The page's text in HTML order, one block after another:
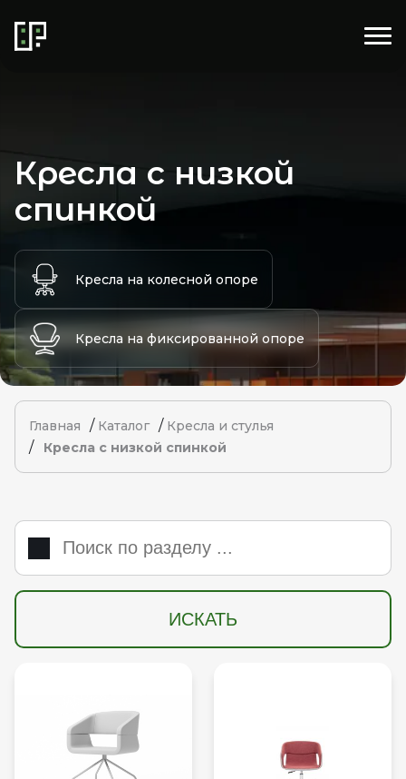
Кресла с низкой
спинкой
Кресла на колесной опоре
Кресла на фиксированной опоре
Главная / Каталог / Кресла и стулья
/ Кресла с низкой спинкой
ИСКАТЬ